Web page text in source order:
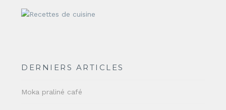
DERNIERS ARTICLES
Moka praliné café